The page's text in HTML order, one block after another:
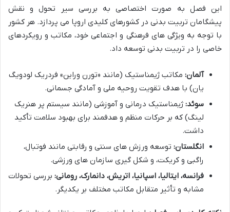
این فصل به صورت اختصاصی به بررسی سیر تحول و نقش
پیشگامان تربیت بدنی در کشورهای کلیدی اروپا می پردازد. هر کشور
با توجه به ویژگی های فرهنگی و اجتماعی خود، مکاتب و رویکردهای
خاصی را در تربیت بدنی توسعه داد.
آلمان: مکاتب ژیمناستیک (مانند «تورن وراین» فردریک لودویگ
یان) با هدف تقویت روحیه ملی و آمادگی جسمانی.
سوئد: ژیمناستیک درمانی و آموزشی (مانند سیستم پر هنریک
لینگ) که بر حرکات منظم و هدفمند برای بهبود سلامت تأکید
داشت.
انگلستان: توسعه ورزش های سنتی و رقابتی مانند فوتبال،
راگبی و کریکت، و شکل گیری سازمان های ورزشی.
فرانسه، ایتالیا، اسپانیا، اتریش، دانمارک، رومانی: بررسی تحولات
مشابه و تأثیر متقابل مکاتب مختلف بر یکدیگر.